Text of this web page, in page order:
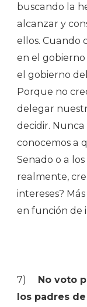
buscando la
alcanzar y
ellos. Cuando
en el
el gobierno
Porque no
delegar
decidir.
conocemos a
Senado o a
realmente,
intereses?
en función de
7) No voto
los padres